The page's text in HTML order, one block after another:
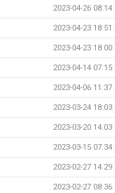
2023-04-26 08:14
2023-04-23 18:51
2023-04-23 18:00
2023-04-14 07:15
2023-04-06 11:37
2023-03-24 18:03
2023-03-20 14:03
2023-03-15 07:34
2023-02-27 14:29
2023-02-27 08:36